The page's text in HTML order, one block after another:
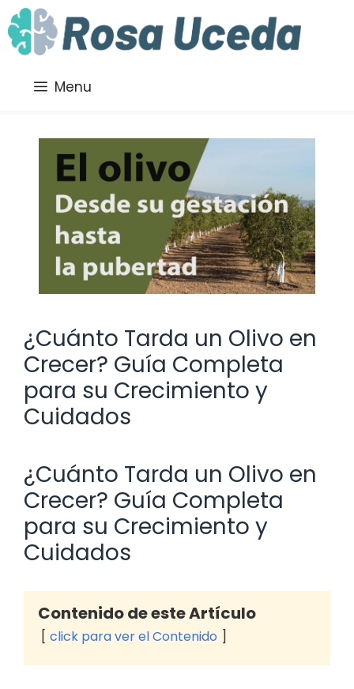
Saltar
al
contenido
Menu
¿Cuánto Tarda un Olivo en
Crecer? Guía Completa
para su Crecimiento y
Cuidados
¿Cuánto Tarda un Olivo en
Crecer? Guía Completa
para su Crecimiento y
Cuidados
Contenido de este Artículo
click para ver el Contenido